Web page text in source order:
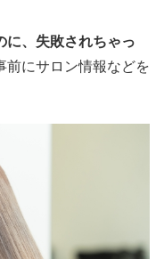
に、失敗されちゃっ
前にサロン情報などを